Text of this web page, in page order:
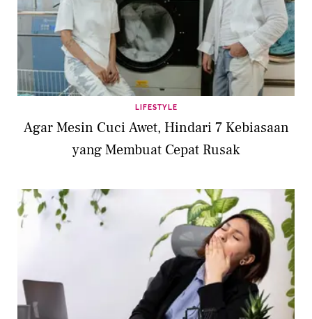
LIFESTYLE
Agar Mesin Cuci Awet, Hindari 7 Kebiasaan
yang Membuat Cepat Rusak